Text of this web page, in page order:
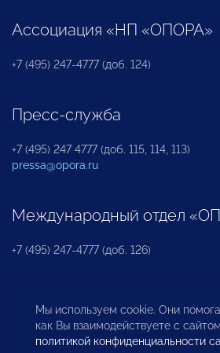
Ассоциация «НП «ОПОРА»
+7 (495) 247-4777 (доб. 124)
Пресс-служба
+7 (495) 247 4777 (доб. 115, 114, 113)
pressa@opora.ru
Международный отдел
+7 (495) 247-4777 (доб. 126)
Бюро по защите прав
инвесторов
Мы используем cookie. Они
как Вы взаимодействуете с
политикой конфиденциальности